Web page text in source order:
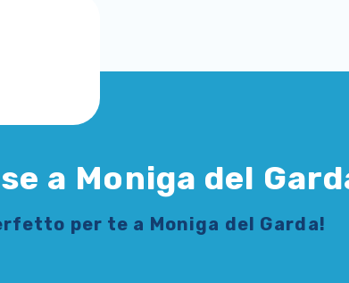
a Moniga del
per te a Moniga del Garda!